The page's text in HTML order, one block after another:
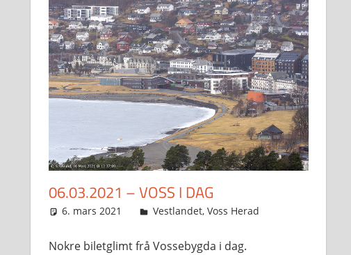
06.03.2021 – VOSS I DAG
6. mars 2021 Svein
Vestlandet, Voss Herad
Nokre biletglimt frå Vossebygda i dag.